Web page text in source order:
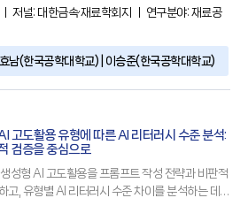
aluminum alloys (e.g., AA7075, AA7068)
the Zener-Hollomon parameter
increase in the welding speed
ㅣ 저널: 대한금속·재료학회지 ㅣ 연구분야: 재료공
남(한국공학대학교) | 이승준(한국공학대학교)
고도활용 유형에 따른 AI 리터러시 수준 분석:
검증을 중심으로
성형 AI 고도활용을 프롬프트 작성 전략과 비판적
고, 유형별 AI 리터러시 수준 차이를 분석하는 데